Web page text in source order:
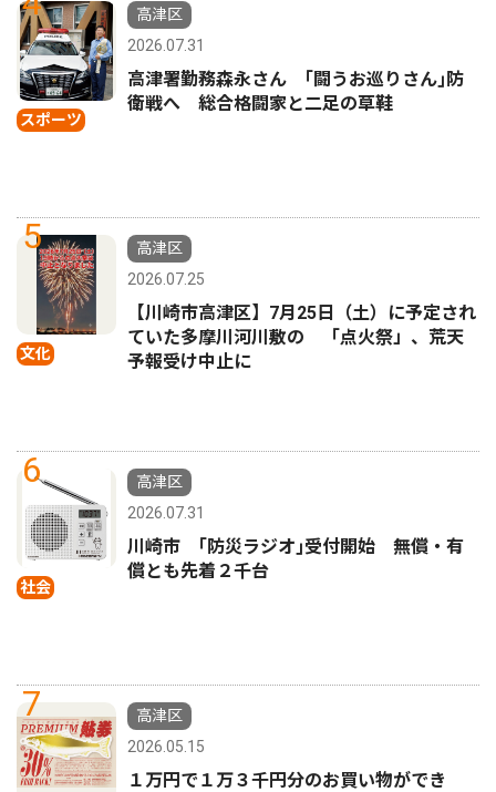
スポーツ
高津区
2026.07.31
高津署勤務森永さん ｢闘うお巡りさん｣防
衛戦へ 総合格闘家と二足の草鞋
5
文化
高津区
2026.07.25
【川崎市高津区】7月25日（土）に予定され
ていた多摩川河川敷の 「点火祭」、荒天
予報受け中止に
6
社会
高津区
2026.07.31
川崎市 ｢防災ラジオ｣受付開始 無償・有
償とも先着２千台
7
高津区
2026.05.15
１万円で１万３千円分のお買い物ができ